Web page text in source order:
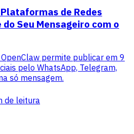
de Redes
Seu Mensageiro com o
permite publicar em 9
pelo WhatsApp, Telegram,
só mensagem.
de leitura